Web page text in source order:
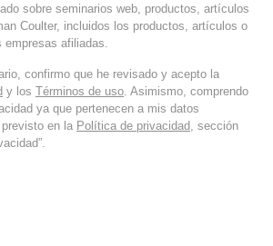
sobre seminarios web, productos, artículos
Coulter, incluidos los productos, artículos o
afiliadas.
confirmo que he revisado y acepto la
y los Términos de uso . Asimismo, comprendo
ya que pertenecen a mis datos
en la Política de privacidad , sección